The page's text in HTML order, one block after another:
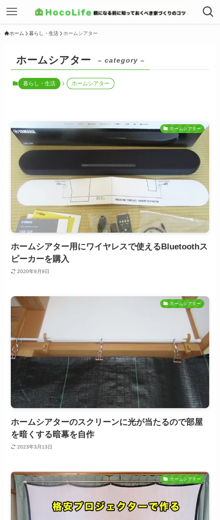
ホーム 暮らし・生活 ホームシアター
ホームシアター – category –
暮らし・生活 ホームシアター
ホームシアター
ホームシアター用にワイヤレスで使えるBluetoothス
ピーカーを購入
2020年9月9日
ホームシアター
ホームシアターのスクリーンに光が当たるので部屋
を暗くする暗幕を自作
2023年3月13日
ホームシアター